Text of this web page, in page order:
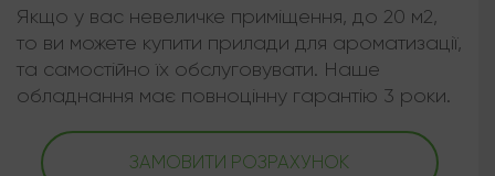
Якщо у вас невеличке приміщення, до 20 м2,
то ви можете купити прилади для ароматизації,
та самостійно їх обслуговувати. Наше
обладнання має повноцінну гарантію 3 роки.
ЗАМОВИТИ РОЗРАХУНОК